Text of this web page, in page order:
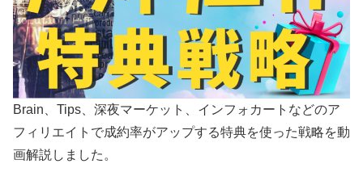
Brain、Tips、深夜マーケット、インフォカートなどのア
フィリエイトで成約率がアップする特典を使った戦略を動
画解説しました。